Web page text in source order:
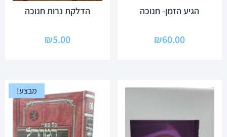
הגיע הזמן- חנוכה
₪60.00
הדלקת נרות חנוכה
₪5.00
מבצע!